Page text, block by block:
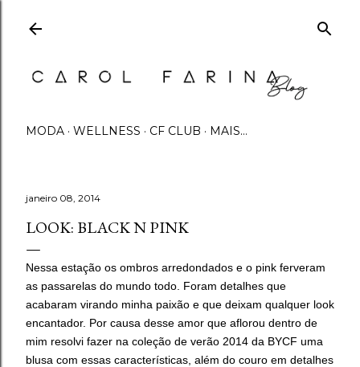
MODA WELLNESS CF CLUB MAIS…
janeiro 08, 2014
LOOK: BLACK N PINK
Nessa estação os ombros arredondados e o pink ferveram
as passarelas do mundo todo. Foram detalhes que
acabaram virando minha paixão e que deixam qualquer look
encantador. Por causa desse amor que aflorou dentro de
mim resolvi fazer na coleção de verão 2014 da BYCF uma
blusa com essas características, além do couro em detalhes